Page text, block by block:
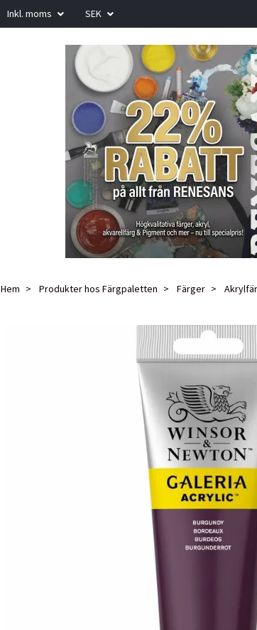
Inkl. moms SEK
Hem Produkter hos Färgpaletten Färger